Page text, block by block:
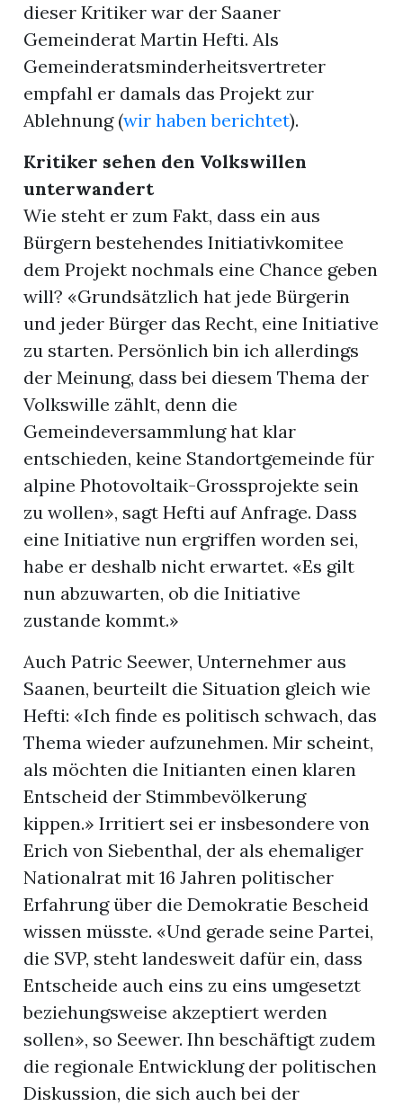
dieser Kritiker war der Saaner
Gemeinderat Martin Hefti. Als
Gemeinderatsminderheitsvertreter
empfahl er damals das Projekt zur
Ablehnung (wir haben berichtet).
Kritiker sehen den Volkswillen
unterwandert
Wie steht er zum Fakt, dass ein aus
Bürgern bestehendes Initiativkomitee
dem Projekt nochmals eine Chance geben
will? «Grundsätzlich hat jede Bürgerin
und jeder Bürger das Recht, eine Initiative
zu starten. Persönlich bin ich allerdings
der Meinung, dass bei diesem Thema der
Volkswille zählt, denn die
Gemeindeversammlung hat klar
entschieden, keine Standortgemeinde für
alpine Photovoltaik-Grossprojekte sein
zu wollen», sagt Hefti auf Anfrage. Dass
eine Initiative nun ergriffen worden sei,
habe er deshalb nicht erwartet. «Es gilt
nun abzuwarten, ob die Initiative
zustande kommt.»
Auch Patric Seewer, Unternehmer aus
Saanen, beurteilt die Situation gleich wie
Hefti: «Ich finde es politisch schwach, das
Thema wieder aufzunehmen. Mir scheint,
als möchten die Initianten einen klaren
Entscheid der Stimmbevölkerung
kippen.» Irritiert sei er insbesondere von
Erich von Siebenthal, der als ehemaliger
Nationalrat mit 16 Jahren politischer
Erfahrung über die Demokratie Bescheid
wissen müsste. «Und gerade seine Partei,
die SVP, steht landesweit dafür ein, dass
Entscheide auch eins zu eins umgesetzt
beziehungsweise akzeptiert werden
sollen», so Seewer. Ihn beschäftigt zudem
die regionale Entwicklung der politischen
Diskussion, die sich auch bei der